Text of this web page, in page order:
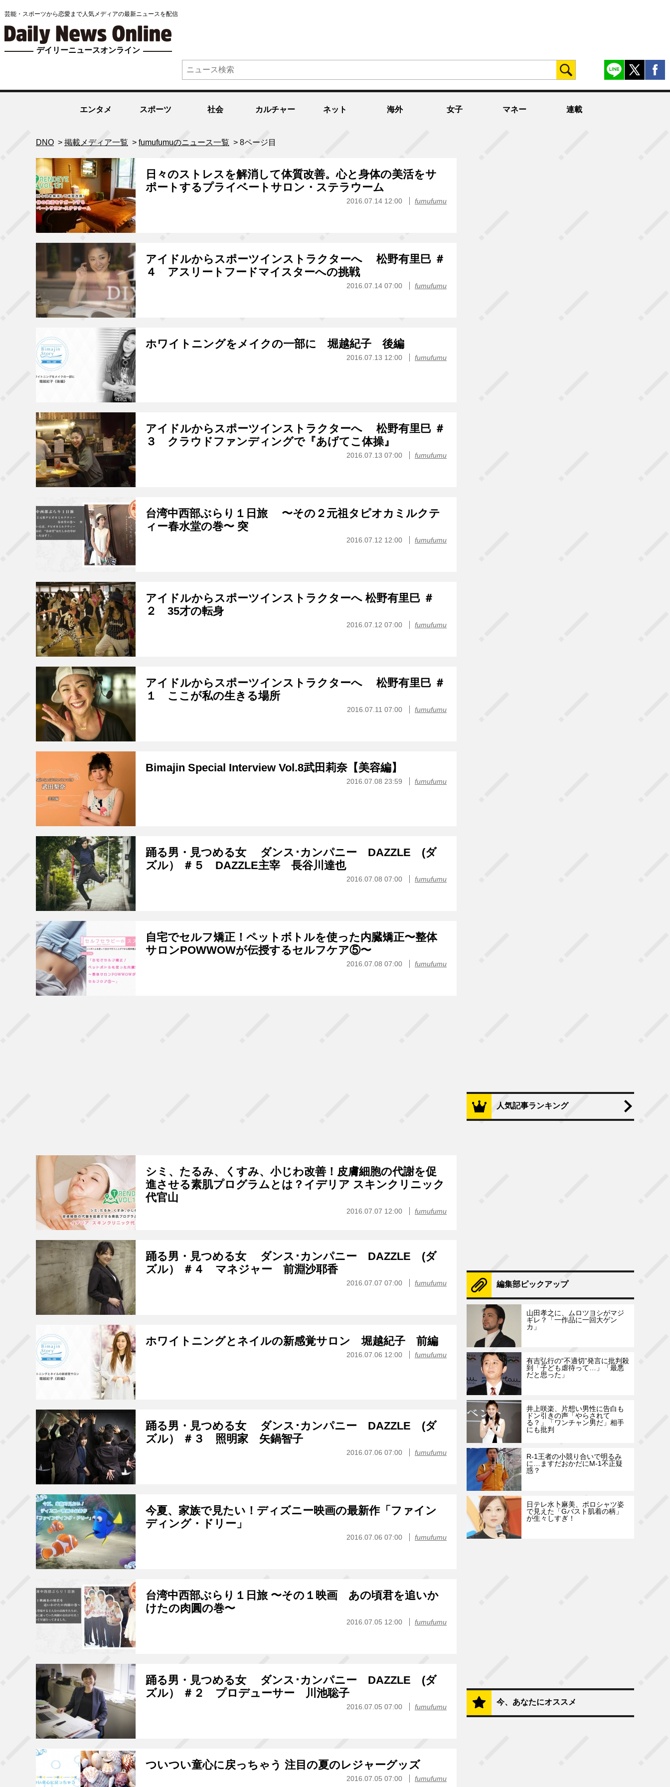
芸能・スポーツから恋愛まで人気メディアの最新ニュースを配信
デイリーニュースオンライン
エンタメ スポーツ 社会 カルチャー ネット 海外 女子 マネー 連載
DNO > 掲載メディア一覧 > fumufumuのニュース一覧 > 8ページ目
日々のストレスを解消して体質改善。心と身体の美活をサ
ポートするプライベートサロン・ステラウーム
2016.07.14 12:00 fumufumu
アイドルからスポーツインストラクターへ 松野有里巳 ＃
４ アスリートフードマイスターへの挑戦
2016.07.14 07:00 fumufumu
ホワイトニングをメイクの一部に 堀越紀子 後編
2016.07.13 12:00 fumufumu
アイドルからスポーツインストラクターへ 松野有里巳 ＃
３ クラウドファンディングで『あげてこ体操』
2016.07.13 07:00 fumufumu
台湾中西部ぶらり１日旅 〜その２元祖タピオカミルクテ
ィー春水堂の巻〜 突
2016.07.12 12:00 fumufumu
アイドルからスポーツインストラクターへ 松野有里巳 ＃
２ 35才の転身
2016.07.12 07:00 fumufumu
アイドルからスポーツインストラクターへ 松野有里巳 ＃
１ ここが私の生きる場所
2016.07.11 07:00 fumufumu
Bimajin Special Interview Vol.8武田莉奈【美容編】
2016.07.08 23:59 fumufumu
踊る男・見つめる女 ダンス･カンパニー DAZZLE (ダ
ズル） ＃５ DAZZLE主宰 長谷川達也
2016.07.08 07:00 fumufumu
自宅でセルフ矯正！ペットボトルを使った内臓矯正〜整体
サロンPOWWOWが伝授するセルフケア⑤〜
2016.07.08 07:00 fumufumu
シミ、たるみ、くすみ、小じわ改善！皮膚細胞の代謝を促
進させる素肌プログラムとは？イデリア スキンクリニック
代官山
2016.07.07 12:00 fumufumu
踊る男・見つめる女 ダンス･カンパニー DAZZLE (ダ
ズル） ＃４ マネジャー 前淵沙耶香
2016.07.07 07:00 fumufumu
ホワイトニングとネイルの新感覚サロン 堀越紀子 前編
2016.07.06 12:00 fumufumu
踊る男・見つめる女 ダンス･カンパニー DAZZLE (ダ
ズル） ＃３ 照明家 矢鍋智子
2016.07.06 07:00 fumufumu
今夏、家族で見たい！ディズニー映画の最新作「ファイン
ディング・ドリー」
2016.07.06 07:00 fumufumu
台湾中西部ぶらり１日旅 〜その１映画 あの頃君を追いか
けたの肉圓の巻〜
2016.07.05 12:00 fumufumu
踊る男・見つめる女 ダンス･カンパニー DAZZLE (ダ
ズル） ＃２ プロデューサー 川池聡子
2016.07.05 07:00 fumufumu
ついつい童心に戻っちゃう 注目の夏のレジャーグッズ
2016.07.05 07:00 fumufumu
人気記事ランキング
編集部ピックアップ
山田孝之に、ムロツヨシがマジ
ギレ？「一作品に一回大ゲン
カ」
有吉弘行の“不適切”発言に批判殺
到「子ども虐待って…」「最悪
だと思った」
井上咲楽、片想い男性に告白も
ドン引きの声「やらされて
る？」「ワンチャン男だ」相手
にも批判
R-1王者の小競り合いで明るみ
に…ますだおかだにM-1不正疑
惑？
日テレ水卜麻美、ポロシャツ姿
で見えた「Gバスト肌着の柄」
が生々しすぎ！
今、あなたにオススメ